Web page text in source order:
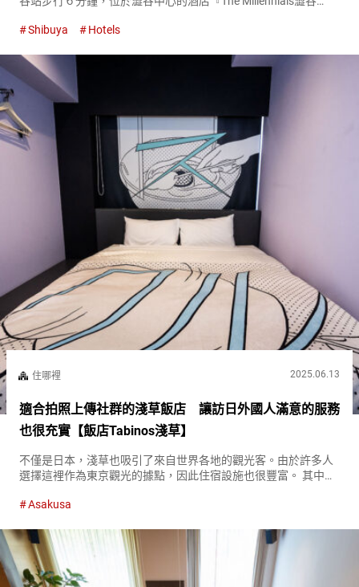
成社群的場所，並且兼具工作度...
Shibuya Hotels
住哪裡 2025.06.13
適合拍照上傳社群的淺草飯店 讓訪日外國人滿意的服務
也很充實【飯店Tabinos淺草】
不僅是日本，淺草也吸引了來自世界各地的觀光客。由於許多人
選擇這裡作為東京觀光的據點，因此住宿設施也很豐富。 其中，
Tabinos淺草（HOTEL TAVINOS Asakusa）』是一...
Asakusa